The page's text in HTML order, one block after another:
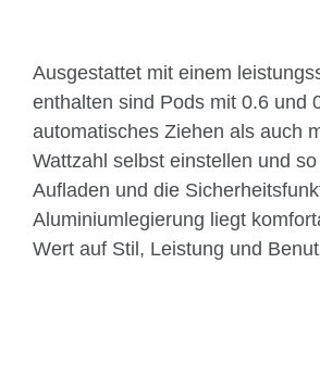
Ausgestattet mit einem
enthalten sind Pods mit 0.6 und
automatisches Ziehen als auch
Wattzahl selbst einstellen und
Aufladen und die
Aluminiumlegierung liegt
Wert auf Stil, Leistung und